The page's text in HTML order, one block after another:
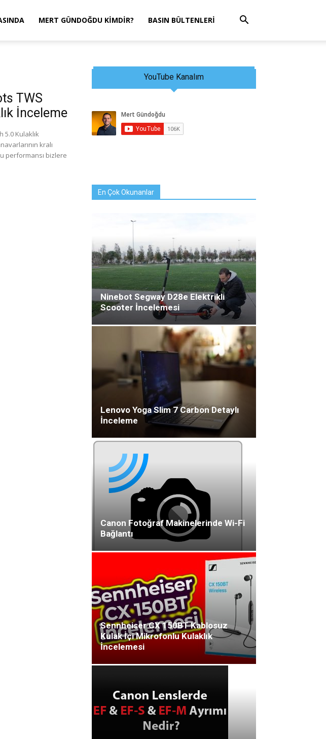
MERT GÜNDOĞDU KIMDIR? BASIN BÜLTENLERI
TWS
İnceleme
5.0 Kulaklık
kralı
performansı bizlere
YouTube Kanalım
En Çok Okunanlar
Ninebot Segway D28e Elektrikli
Scooter İncelemesi
Lenovo Yoga Slim 7 Carbon Detaylı
İnceleme
Canon Fotoğraf Makinelerinde Wi-Fi
Bağlantı
Sennheiser CX 150BT Kablosuz
Kulak İçi Mikrofonlu Kulaklık
İncelemesi